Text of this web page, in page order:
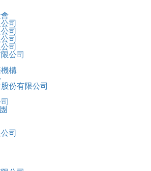
司
司
司
司
公司
構
份有限公司
司